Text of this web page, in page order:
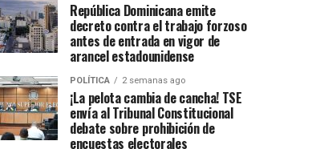
República Dominicana emite
decreto contra el trabajo forzoso
antes de entrada en vigor de
arancel estadounidense
POLÍTICA 2 semanas ago
¡La pelota cambia de cancha! TSE
envía al Tribunal Constitucional
debate sobre prohibición de
encuestas electorales